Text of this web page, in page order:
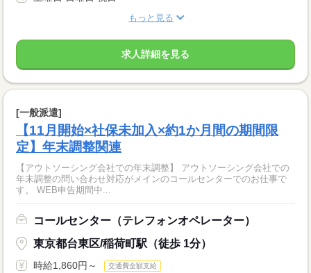
もっと見る
求人詳細を見る
[一般派遣]
【11月開始×社保未加入×約1か月間の期間限
定】年末調整関連
【アウトソーシング会社での年末調整】 アウトソーシング会社での
年末調整の問い合わせ対応がメインのコールセンターでのお仕事で
す。 WEB申告期間中...
コールセンター（テレフォンオペレーター）
東京都台東区/稲荷町駅（徒歩 1分）
時給1,860円～ 交通費全額支給